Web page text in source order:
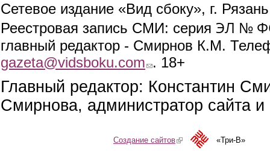
Сетевое издание «Вид сбоку», г.
Реестровая запись СМИ: серия ЭЛ №
главный редактор - Смирнов К.М.
gazeta@vidsboku.com (link sends e-mail)
. 18+
Главный редактор: Константин
Смирнова, администратор сайта
Создание сайтов(link is external)«Три-В»